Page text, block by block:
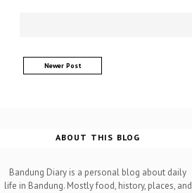
Newer Post
ABOUT THIS BLOG
Bandung Diary is a personal blog about daily
life in Bandung. Mostly food, history, places, and